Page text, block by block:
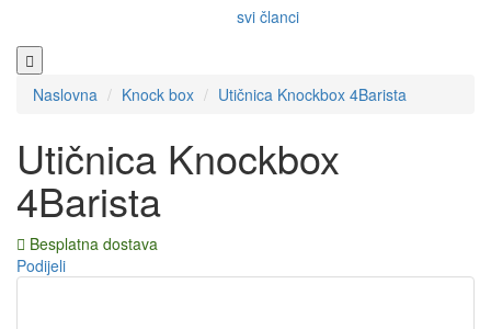
svi članci
Naslovna Knock box Utičnica Knockbox 4Barista
Utičnica Knockbox
4Barista
Besplatna dostava
Podijeli